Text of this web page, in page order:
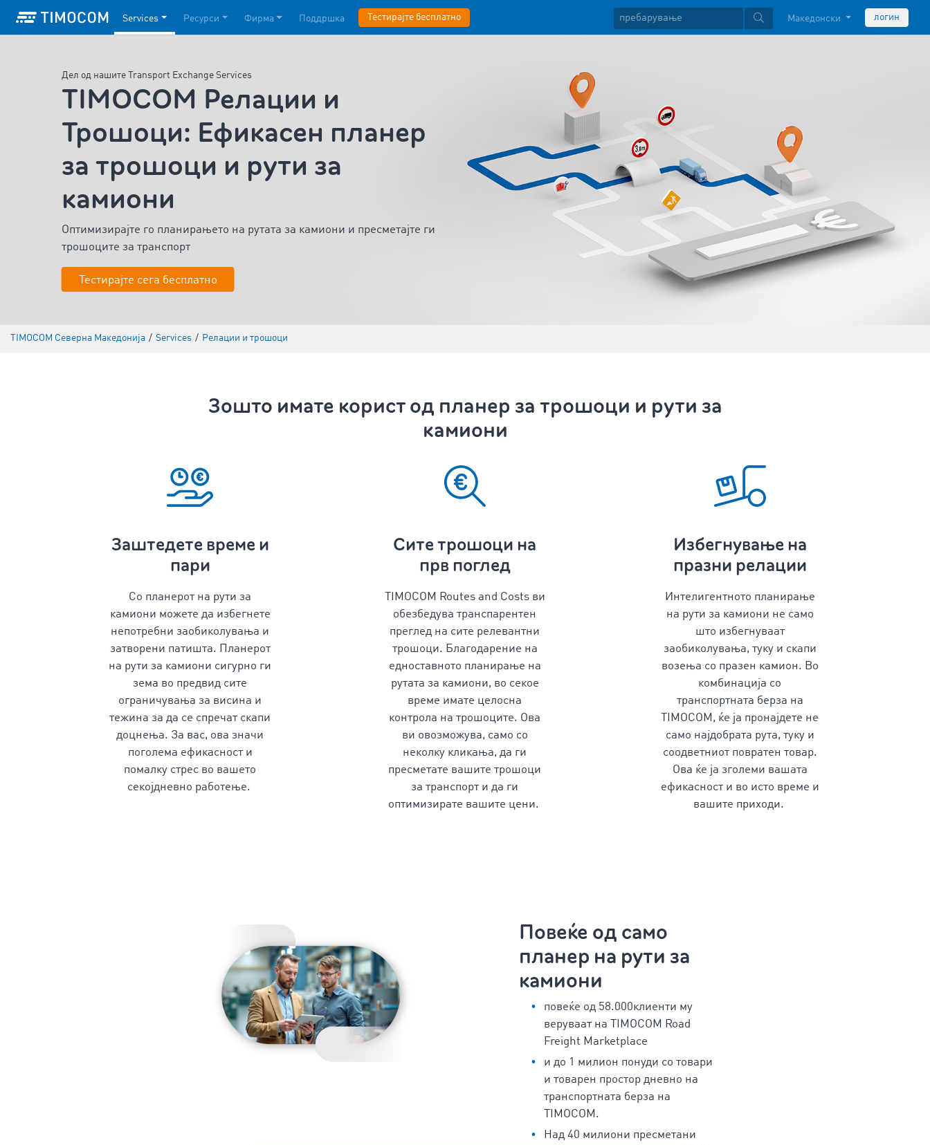
Services Ресурси Фирма Поддршка Тестирајте бесплатно Македонски логин
Дел од нашите Transport Exchange Services
TIMOCOM Релации и
Трошоци: Ефикасен планер
за трошоци и рути за
камиони
Оптимизирајте го планирањето на рутата за камиони и пресметајте ги
трошоците за транспорт
Тестирајте сега бесплатно
TIMOCOM Северна Македонија / Services / Релации и трошоци
Зошто имате корист од планер за трошоци и рути за
камиони
Заштедете време и
пари
Со планерот на рути за
камиони можете да избегнете
непотребни заобиколувања и
затворени патишта. Планерот
на рути за камиони сигурно ги
зема во предвид сите
ограничувања за висина и
тежина за да се спречат скапи
доцнења. За вас, ова значи
поголема ефикасност и
помалку стрес во вашето
секојдневно работење.
Сите трошоци на
прв поглед
TIMOCOM Routes and Costs ви
обезбедува транспарентен
преглед на сите релевантни
трошоци. Благодарение на
едноставното планирање на
рутата за камиони, во секое
време имате целосна
контрола на трошоците. Ова
ви овозможува, само со
неколку кликања, да ги
пресметате вашитетрошоци
за транспорт и да ги
оптимизирате вашите цени.
Избегнување на
празни релации
Интелигентното планирање
на рути за камиони не само
што избегнуваат
заобиколувања, туку и скапи
возења со празен камион. Во
комбинација со
транспортната берза на
TIMOCOM, ќе ја пронајдете не
само најдобрата рута, туку и
соодветниот повратен товар.
Ова ќе ја зголеми вашата
ефикасност и во исто време и
вашите приходи.
Повеќе од само
планер на рути за
камиони
повеќе од 58.000клиенти му
веруваат на TIMOCOM Road
Freight Marketplace
и до 1 милион понуди со товари
и товарен простор дневно на
транспортната берза на
TIMOCOM.
Над 40 милиони пресметани